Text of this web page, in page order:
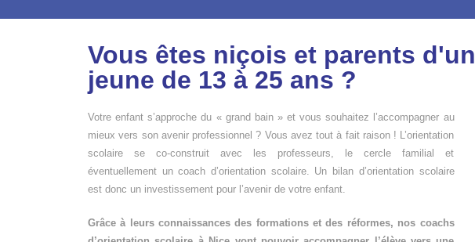
Vous êtes niçois et parents d'un
jeune de 13 à 25 ans ?
Votre enfant s’approche du « grand bain » et vous souhaitez l’accompagner au
mieux vers son avenir professionnel ? Vous avez tout à fait raison ! L’orientation
scolaire se co-construit avec les professeurs, le cercle familial et
éventuellement un coach d’orientation scolaire. Un bilan d’orientation scolaire
est donc un investissement pour l’avenir de votre enfant.
Grâce à leurs connaissances des formations et des réformes, nos coachs